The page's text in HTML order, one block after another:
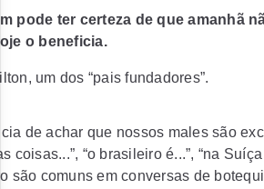
pode ter certeza de que amanhã
o beneficia.
um dos “pais fundadores”.
de achar que nossos males são
coisas...”, “o brasileiro é...”, “na
são comuns em conversas de